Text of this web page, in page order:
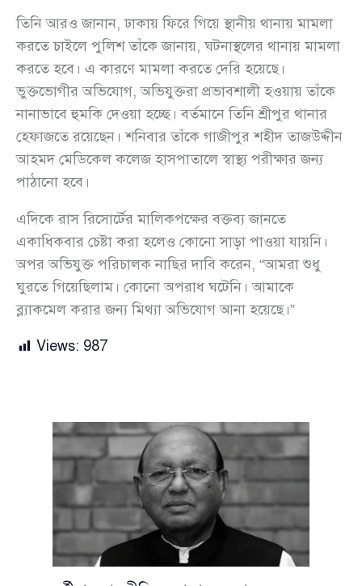
তিনি আরও জানান, ঢাকায় ফিরে গিয়ে স্থানীয় থানায় মামলা
করতে চাইলে পুলিশ তাঁকে জানায়, ঘটনাস্থলের থানায় মামলা
করতে হবে। এ কারণে মামলা করতে দেরি হয়েছে।
ভুক্তভোগীর অভিযোগ, অভিযুক্তরা প্রভাবশালী হওয়ায় তাঁকে
নানাভাবে হুমকি দেওয়া হচ্ছে। বর্তমানে তিনি শ্রীপুর থানার
হেফাজতে রয়েছেন। শনিবার তাঁকে গাজীপুর শহীদ তাজউদ্দীন
আহমদ মেডিকেল কলেজ হাসপাতালে স্বাস্থ্য পরীক্ষার জন্য
পাঠানো হবে।
এদিকে রাস রিসোর্টের মালিকপক্ষের বক্তব্য জানতে
একাধিকবার চেষ্টা করা হলেও কোনো সাড়া পাওয়া যায়নি।
অপর অভিযুক্ত পরিচালক নাছির দাবি করেন, “আমরা শুধু
ঘুরতে গিয়েছিলাম। কোনো অপরাধ ঘটেনি। আমাকে
ব্ল্যাকমেল করার জন্য মিথ্যা অভিযোগ আনা হয়েছে।”
Views: 987